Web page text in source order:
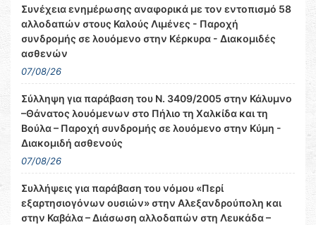
Συνέχεια ενημέρωσης αναφορικά με τον εντοπισμό 58
αλλοδαπών στους Καλούς Λιμένες - Παροχή
συνδρομής σε λουόμενο στην Κέρκυρα - Διακομιδές
ασθενών
07/08/26
Σύλληψη για παράβαση του Ν. 3409/2005 στην Κάλυμνο
–Θάνατος λουόμενων στο Πήλιο τη Χαλκίδα και τη
Βούλα – Παροχή συνδρομής σε λουόμενο στην Κύμη -
Διακομιδή ασθενούς
07/08/26
Συλλήψεις για παράβαση του νόμου «Περί
εξαρτησιογόνων ουσιών» στην Αλεξανδρούπολη και
στην Καβάλα – Διάσωση αλλοδαπών στη Λευκάδα –